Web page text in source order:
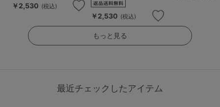
￥2,530 (税込)
￥2,530 (税込)
もっと見る
最近チェックしたアイテム